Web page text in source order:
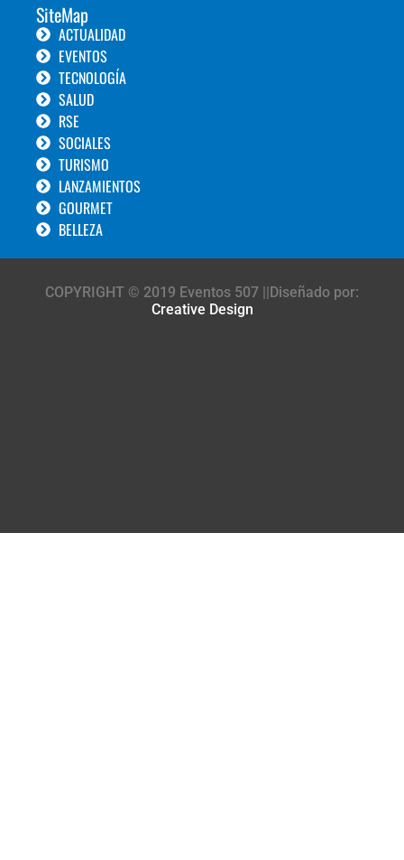
SiteMap
ACTUALIDAD
EVENTOS
TECNOLOGÍA
SALUD
RSE
SOCIALES
TURISMO
LANZAMIENTOS
GOURMET
BELLEZA
COPYRIGHT © 2019 Eventos 507 ||Diseñado por:
Creative Design